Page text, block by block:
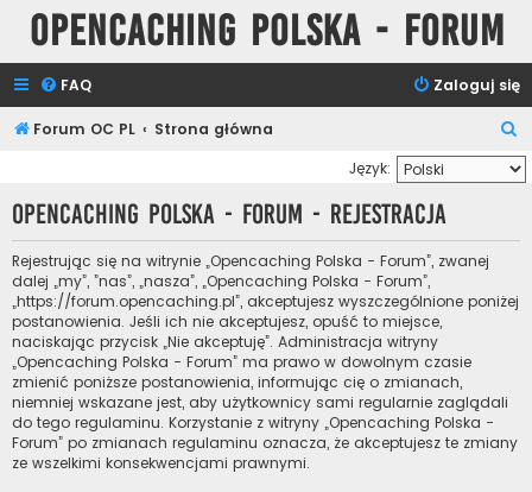
Opencaching Polska - Forum
FAQ Zaloguj się
Forum OC PL Strona główna
z
u
Język:
Opencaching Polska - Forum - Rejestracja
Rejestrując się na witrynie „Opencaching Polska - Forum”, zwanej
dalej „my”, ”nas”, „nasza”, „Opencaching Polska - Forum”,
„https://forum.opencaching.pl”, akceptujesz wyszczególnione poniżej
postanowienia. Jeśli ich nie akceptujesz, opuść to miejsce,
naciskając przycisk „Nie akceptuję”. Administracja witryny
„Opencaching Polska - Forum” ma prawo w dowolnym czasie
zmienić poniższe postanowienia, informując cię o zmianach,
niemniej wskazane jest, aby użytkownicy sami regularnie zaglądali
do tego regulaminu. Korzystanie z witryny „Opencaching Polska -
Forum” po zmianach regulaminu oznacza, że akceptujesz te zmiany
ze wszelkimi konsekwencjami prawnymi.